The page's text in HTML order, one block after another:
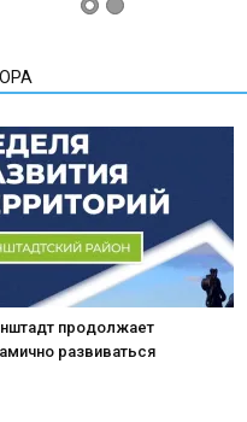
продолжает
развиваться